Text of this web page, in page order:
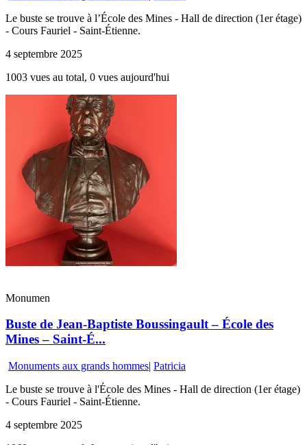
Le buste se trouve à l’École des Mines - Hall de direction (1er étage)
- Cours Fauriel - Saint-Étienne.
4 septembre 2025
1003 vues au total, 0 vues aujourd'hui
Monumen
Buste de Jean-Baptiste Boussingault – École des
Mines – Saint-É...
Monuments aux grands hommes| Patricia
Le buste se trouve à l'École des Mines - Hall de direction (1er étage)
- Cours Fauriel - Saint-Étienne.
4 septembre 2025